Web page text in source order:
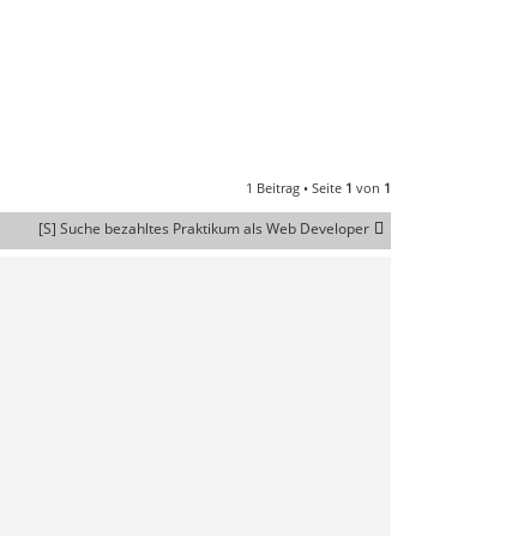
1 Beitrag • Seite 1 von 1
[S] Suche bezahltes Praktikum als Web Developer